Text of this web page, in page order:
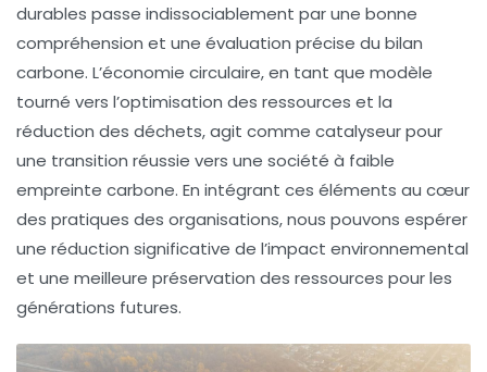
durables passe indissociablement par une bonne
compréhension et une évaluation précise du bilan
carbone. L’économie circulaire, en tant que modèle
tourné vers l’optimisation des ressources et la
réduction des déchets, agit comme catalyseur pour
une transition réussie vers une société à faible
empreinte carbone. En intégrant ces éléments au cœur
des pratiques des organisations, nous pouvons espérer
une réduction significative de l’impact environnemental
et une meilleure préservation des ressources pour les
générations futures.